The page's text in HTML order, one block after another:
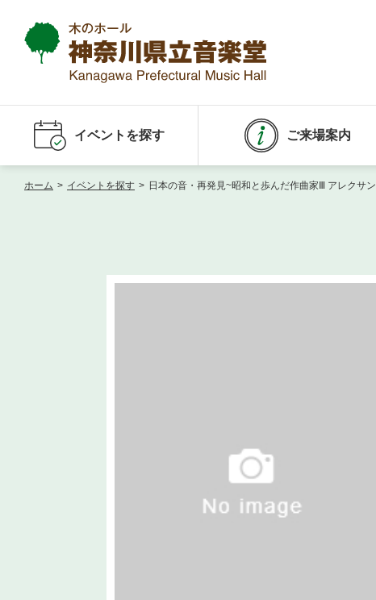
イベントを探す ご来場案内
ホーム > イベントを探す > 日本の音・再発見~昭和と歩んだ作曲家Ⅲ アレクサ